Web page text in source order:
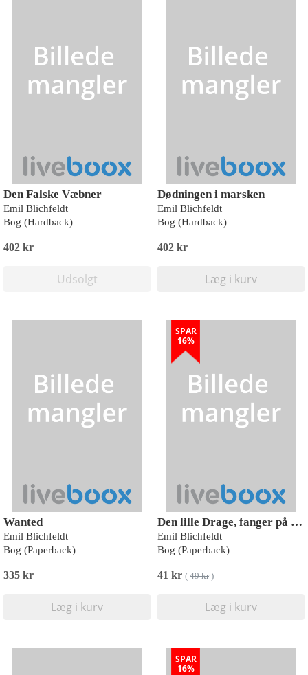
Den Falske Væbner
Emil Blichfeldt
Bog (Hardback)
402 kr
Udsolgt
Dødningen i marsken
Emil Blichfeldt
Bog (Hardback)
402 kr
Læg i kurv
Wanted
Emil Blichfeldt
Bog (Paperback)
335 kr
Læg i kurv
SPAR
16%
Den lille Drage, fanger på borgen
Emil Blichfeldt
Bog (Paperback)
41 kr ( 49 kr)
Læg i kurv
SPAR
16%